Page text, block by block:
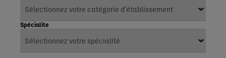
Spécialite